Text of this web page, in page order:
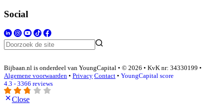
Social
Bijbaan.nl is onderdeel van YoungCapital • © 2026 • KvK nr: 34330199 •
Algemene voorwaarden • Privacy Contact • YoungCapital score
4.3 - 3366 reviews
Close